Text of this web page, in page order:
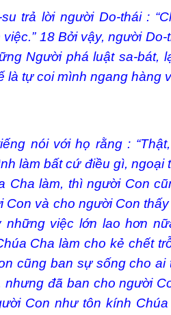
trả lời người Do-thái :
18 Bởi vậy, người
Người phá luật sa-bát,
là tự coi mình ngang hàng
nói với họ rằng :
làm bất cứ điều gì, ngoại
Cha làm, thì người Con
Con và cho người Con
những việc lớn lao hơn
Cha làm cho kẻ chết
cũng ban sự sống cho ai
nhưng đã ban cho người
Con như tôn kính